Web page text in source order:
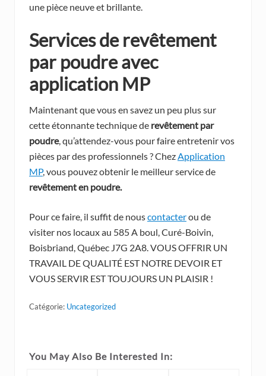
une pièce neuve et brillante.
Services de revêtement
par poudre avec
application MP
Maintenant que vous en savez un peu plus sur
cette étonnante technique de revêtement par
poudre, qu’attendez-vous pour faire entretenir vos
pièces par des professionnels ? Chez Application
MP, vous pouvez obtenir le meilleur service de
revêtement en poudre.
Pour ce faire, il suffit de nouscontacterou de
visiter nos locaux au 585 A boul, Curé-Boivin,
Boisbriand, Québec J7G 2A8. VOUS OFFRIR UN
TRAVAIL DE QUALITÉ EST NOTRE DEVOIR ET
VOUS SERVIR EST TOUJOURS UN PLAISIR !
Catégorie: Uncategorized
You May Also Be Interested In: